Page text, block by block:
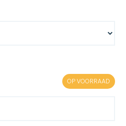
OP VOORRAAD